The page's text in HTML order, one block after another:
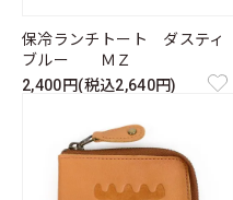
保冷ランチトート ダスティ
ブルー ＭＺ
2,400円(税込2,640円)